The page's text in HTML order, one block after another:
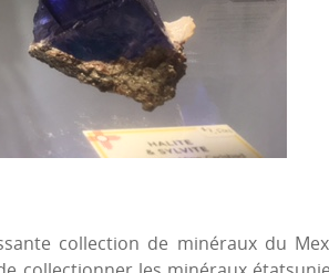
collection de minéraux du